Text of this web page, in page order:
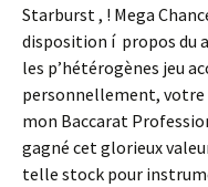
Starburst , ! Mega
disposition í propos du
les p’hétérogènes jeu
personnellement,
mon Baccarat
gagné cet glorieux
telle stock pour